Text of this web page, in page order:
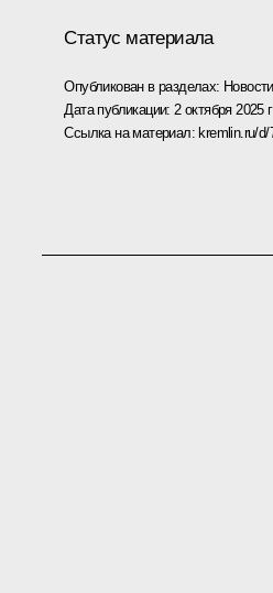
Статус материала
Опубликован в разделах: Новости
Дата публикации: 2 октября 2025
Ссылка на материал: kremlin.ru/d/